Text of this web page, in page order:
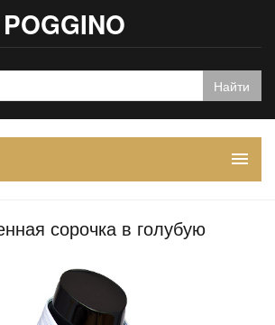
POGGINO
сорочка в голубую